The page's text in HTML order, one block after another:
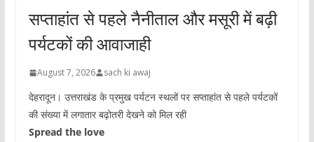
सप्ताहांत से पहले नैनीताल और मसूरी में बढ़ी
पर्यटकों की आवाजाही
August 7, 2026 sach ki awaj
देहरादून। उत्तराखंड के प्रमुख पर्यटन स्थलों पर सप्ताहांत से पहले पर्यटकों
की संख्या में लगातार बढ़ोतरी देखने को मिल रही
Spread the love